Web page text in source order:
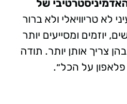
של
לא טריוויאלי ולא ברור
יוזמים ומסייעים יותר
צריך אותן יותר. תודה
על הכל״.